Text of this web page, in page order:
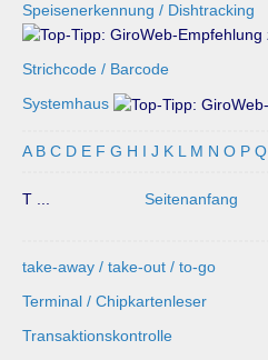
Speisenerkennung / Dishtracking
Strichcode / Barcode
Systemhaus
A B C D E F G H I J K L M N O P Q
T ... Seitenanfang
take-away / take-out / to-go
Terminal / Chipkartenleser
Transaktionskontrolle